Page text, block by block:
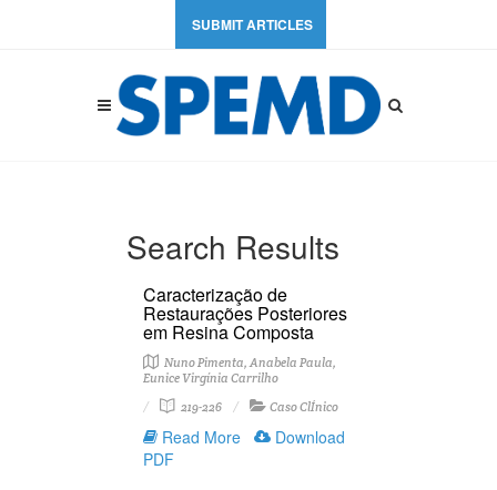
SUBMIT ARTICLES
Search Results
Caracterização de
Restaurações Posteriores
em Resina Composta
Nuno Pimenta, Anabela Paula,
Eunice Virgínia Carrilho
219-226
Caso ClÍnico
Read More
Download
PDF